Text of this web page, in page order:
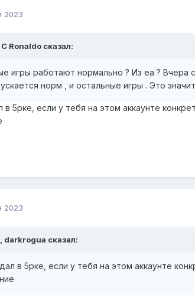
2023
Ronaldo сказал:
игры работают нормально ? Из ea ?
норм , и остальные игры . Это
5рке, если у тебя на этом аккаунте
2023
сказал:
в 5рке, если у тебя на этом аккаунте